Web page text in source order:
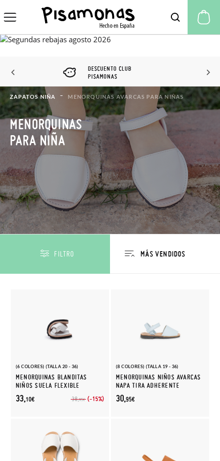
DESCUENTO CLUB
PISAMONAS
ZAPATOS NIÑA MENORQUINAS AVARCAS PARA NIÑAS
MENORQUINAS
PARA NIÑA
FILTRO
(6 COLORES) (TALLA 20 - 36)
MENORQUINAS BLANDITAS
NIÑOS SUELA FLEXIBLE
38,95€ (-15%)
33,10€
(8 COLORES) (TALLA 19 - 36)
MENORQUINAS NIÑOS AVARCAS
NAPA TIRA ADHERENTE
30,95€